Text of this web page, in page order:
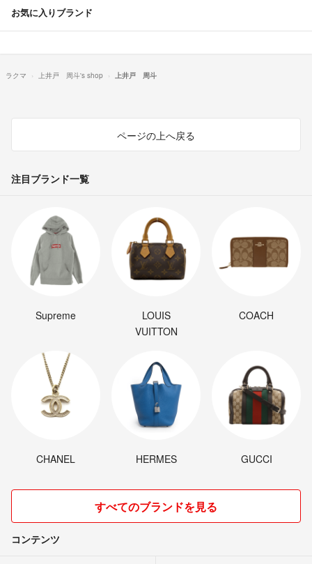
お気に入りブランド
ラクマ 上井戸 周斗's shop 上井戸 周斗
ページの上へ戻る
注目ブランド一覧
Supreme
LOUIS
VUITTON
COACH
CHANEL HERMES GUCCI
すべてのブランドを見る
コンテンツ